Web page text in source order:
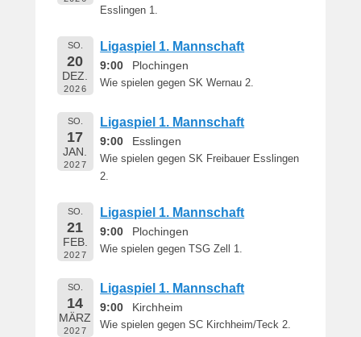
h
d
M
Esslingen 1.
SO.
20
DEZ.
2026
Ligaspiel 1. Mannschaft
9:00 Plochingen
Wie spielen gegen SK Wernau 2.
SO.
17
JAN.
2027
Ligaspiel 1. Mannschaft
9:00 Esslingen
Wie spielen gegen SK Freibauer Esslingen
2.
SO.
21
FEB.
2027
Ligaspiel 1. Mannschaft
9:00 Plochingen
Wie spielen gegen TSG Zell 1.
SO.
14
MÄRZ
2027
Ligaspiel 1. Mannschaft
9:00 Kirchheim
Wie spielen gegen SC Kirchheim/Teck 2.